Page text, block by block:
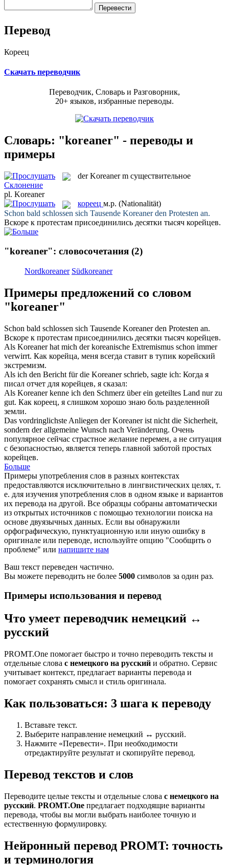
Перевод
Кореец
Скачать переводчик
Переводчик, Словарь и Разговорник,
20+ языков, избранные переводы.
Словарь: "koreaner" - переводы и
примеры
derKoreaner m существительное
Склонение
pl. Koreaner
кореец м.р. (Nationalität)
Schon bald schlossen sich Tausende Koreanerden Protesten an.
Вскоре к протестам присоединились десятки тысяч корейцев.
"koreaner": словосочетания (2)
Nordkoreaner Südkoreaner
Примеры предложений со словом
"koreaner"
Schon bald schlossen sich Tausende Koreanerden Protesten an.
Вскоре к протестам присоединились десятки тысяч корейцев.
Als Koreanerhat mich der koreanische Extremismus schon immer
verwirrt. Как корейца, меня всегда ставит в тупик корейский
экстремизм.
Als ich den Bericht für die Koreanerschrieb, sagte ich: Когда я
писал отчет для корейцев, я сказал:
Als Koreanerkenne ich den Schmerz über ein geteiltes Land nur zu
gut. Как кореец, я слишком хорошо знаю боль разделенной
земли.
Das vordringlichste Anliegen derKoreanerist nicht die Sicherheit,
sondern der allgemeine Wunsch nach Veränderung. Очень
популярное сейчас страстное желание перемен, а не ситуация
с безопасностью, является теперь главной заботой простых
корейцев.
Больше
Примеры употребления слов в разных контекстах
предоставляются исключительно в лингвистических целях, т.
е. для изучения употребления слов в одном языке и вариантов
их перевода на другой. Все образцы собраны автоматически
из открытых источников с помощью технологии поиска на
основе двуязычных данных. Если вы обнаружили
орфографическую, пунктуационную или иную ошибку в
оригинале или переводе, используйте опцию "Сообщить о
проблеме" или напишите нам
Ваш текст переведен частично.
Вы можете переводить не более 5000 символов за один раз.
Примеры использования и перевод
Что умеет переводчик немецкий ↔
русский
PROMT.One помогает быстро и точно переводить тексты и
отдельные слова с немецкого на русский и обратно. Сервис
учитывает контекст, предлагает варианты перевода и
помогает сохранять смысл и стиль оригинала.
Как пользоваться: 3 шага к переводу
Вставьте текст.
Выберите направление немецкий ↔ русский.
Нажмите «Перевести». При необходимости
отредактируйте результат и скопируйте перевод.
Перевод текстов и слов
Переводите целые тексты и отдельные слова с немецкого на
русский. PROMT.One предлагает подходящие варианты
перевода, чтобы вы могли выбрать наиболее точную и
естественную формулировку.
Нейронный перевод PROMT: точность
и терминология